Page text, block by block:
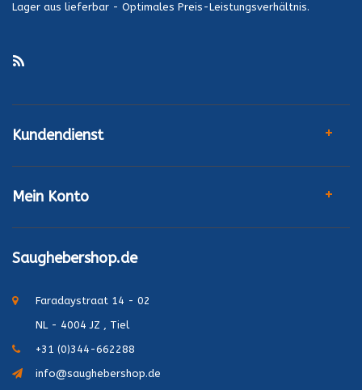
Lager aus lieferbar - Optimales Preis-Leistungsverhältnis.
Kundendienst
Mein Konto
Saughebershop.de
Faradaystraat 14 - 02
NL - 4004 JZ , Tiel
+31 (0)344-662288
info@saughebershop.de